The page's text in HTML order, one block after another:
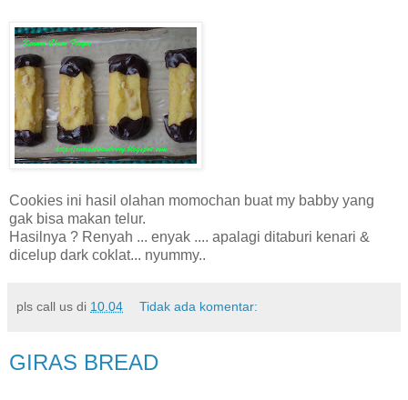
Cookies ini hasil olahan momochan buat my babby yang
gak bisa makan telur.
Hasilnya ? Renyah ... enyak .... apalagi ditaburi kenari &
dicelup dark coklat... nyummy..
pls call us di 10.04 Tidak ada komentar:
GIRAS BREAD